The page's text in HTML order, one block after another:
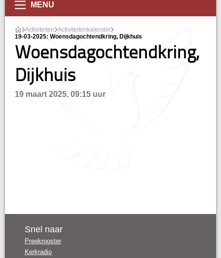
MENU
Activiteiten Activiteitenkalender
19-03-2025: Woensdagochtendkring, Dijkhuis
Woensdagochtendkring,
Dijkhuis
19 maart 2025, 09:15 uur
Snel naar
Preekrooster
Kerkradio